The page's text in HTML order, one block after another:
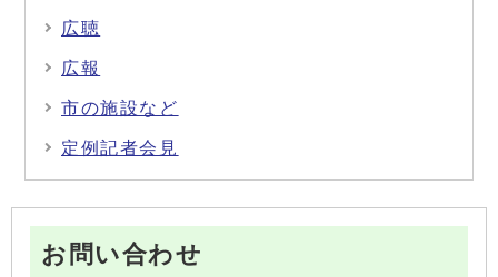
広聴
広報
市の施設など
定例記者会見
お問い合わせ